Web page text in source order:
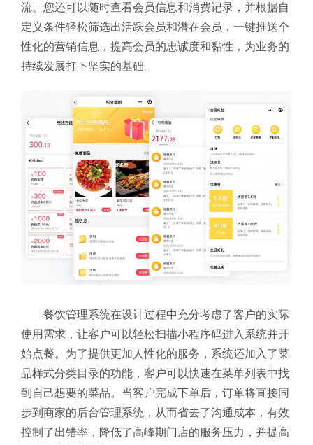
流。您还可以随时查看会员信息和消费记录，并根据自
定义条件轻松筛选出活跃会员和潜在会员，一键推送个
性化的营销信息，提高会员的忠诚度和黏性，为业务的
持续发展打下坚实的基础。
餐饮管理系统在设计过程中充分考虑了客户的实际
使用需求，让客户可以轻松扫描小程序码进入系统并开
始点餐。为了提供更加人性化的服务，系统还加入了菜
品样式分类目录的功能，客户可以快速在菜单列表中找
到自己想要的菜品。当客户完成下单后，订单将直接同
步到商家的后台管理系统，从而省去了沟通成本，有效
控制了出错率，降低了高峰期门店的服务压力，并提高